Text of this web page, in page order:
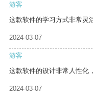
游客
这款软件的学习方式非常灵
2024-03-07
游客
这款软件的设计非常人性化
2024-03-07